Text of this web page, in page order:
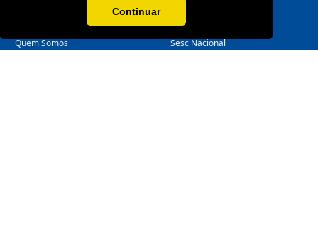
Continuar
Quem Somos
Fecomércio
Sesc Nacional